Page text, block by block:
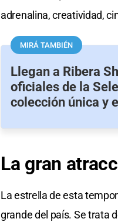
adrenalina, creatividad,
MIRÁ TAMBIÉN
Llegan a Ribera
oficiales de la
colección única y
La gran
La estrella de esta
grande del país. Se trata